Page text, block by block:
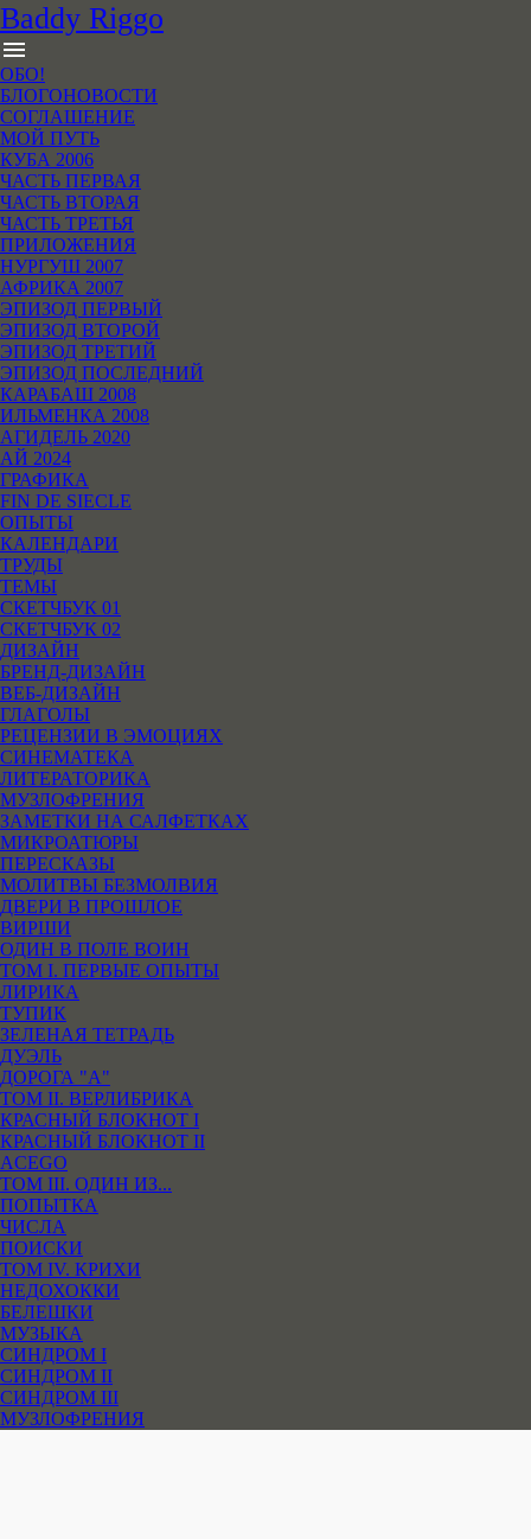
Baddy Riggo
menu
ОБО!
БЛОГОНОВОСТИ
СОГЛАШЕНИЕ
МОЙ ПУТЬ
КУБА 2006
ЧАСТЬ ПЕРВАЯ
ЧАСТЬ ВТОРАЯ
ЧАСТЬ ТРЕТЬЯ
ПРИЛОЖЕНИЯ
НУРГУШ 2007
АФРИКА 2007
ЭПИЗОД ПЕРВЫЙ
ЭПИЗОД ВТОРОЙ
ЭПИЗОД ТРЕТИЙ
ЭПИЗОД ПОСЛЕДНИЙ
КАРАБАШ 2008
ИЛЬМЕНКА 2008
АГИДЕЛЬ 2020
АЙ 2024
ГРАФИКА
FIN DE SIECLE
ОПЫТЫ
КАЛЕНДАРИ
ТРУДЫ
ТЕМЫ
СКЕТЧБУК 01
СКЕТЧБУК 02
ДИЗАЙН
БРЕНД-ДИЗАЙН
ВЕБ-ДИЗАЙН
ГЛАГОЛЫ
РЕЦЕНЗИИ В ЭМОЦИЯХ
СИНЕМАТЕКА
ЛИТЕРАТОРИКА
МУЗЛОФРЕНИЯ
ЗАМЕТКИ НА САЛФЕТКАХ
МИКРОАТЮРЫ
ПЕРЕСКАЗЫ
МОЛИТВЫ БЕЗМОЛВИЯ
ДВЕРИ В ПРОШЛОЕ
ВИРШИ
ОДИН В ПОЛЕ ВОИН
ТОМ I. ПЕРВЫЕ ОПЫТЫ
ЛИРИКА
ТУПИК
ЗЕЛЕНАЯ ТЕТРАДЬ
ДУЭЛЬ
ДОРОГА "А"
ТОМ II. ВЕРЛИБРИКА
КРАСНЫЙ БЛОКНОТ I
КРАСНЫЙ БЛОКНОТ II
ACEGO
ТОМ III. ОДИН ИЗ...
ПОПЫТКА
ЧИСЛА
ПОИСКИ
ТОМ IV. КРИХИ
НЕДОХОККИ
БЕЛЕШКИ
МУЗЫКА
СИНДРОМ I
СИНДРОМ II
СИНДРОМ III
МУЗЛОФРЕНИЯ